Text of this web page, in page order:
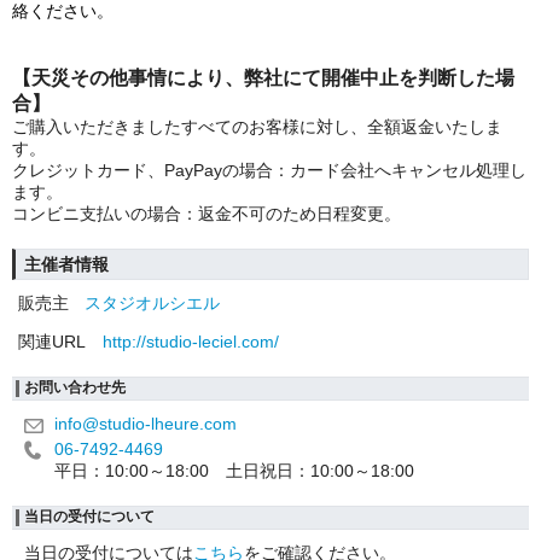
絡ください。
【天災その他事情により、弊社にて開催中止を判断した場
合】
ご購入いただきましたすべてのお客様に対し、全額返金いたしま
す。
クレジットカード、PayPayの場合：カード会社へキャンセル処理し
ます。
コンビニ支払いの場合：返金不可のため日程変更。
主催者情報
販売主
スタジオルシエル
関連URL
http://studio-leciel.com/
お問い合わせ先
info@studio-lheure.com
06-7492-4469
平日：10:00～18:00 土日祝日：10:00～18:00
当日の受付について
当日の受付についてはこちらをご確認ください。